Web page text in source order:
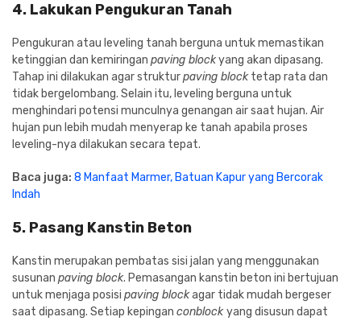
4. Lakukan Pengukuran Tanah
Pengukuran atau leveling tanah berguna untuk memastikan
ketinggian dan kemiringan paving blockyang akan dipasang.
Tahap ini dilakukan agar strukturpaving blocktetap rata dan
tidak bergelombang. Selain itu, leveling berguna untuk
menghindari potensi munculnya genangan air saat hujan. Air
hujan pun lebih mudah menyerap ke tanah apabila proses
leveling-nya dilakukan secara tepat.
Baca juga: 8 Manfaat Marmer, Batuan Kapur yang Bercorak
Indah
5. Pasang Kanstin Beton
Kanstin merupakan pembatas sisi jalan yang menggunakan
susunan paving block. Pemasangan kanstin beton ini bertujuan
untuk menjaga posisi paving blockagar tidak mudah bergeser
saat dipasang. Setiap kepingan conblockyang disusun dapat